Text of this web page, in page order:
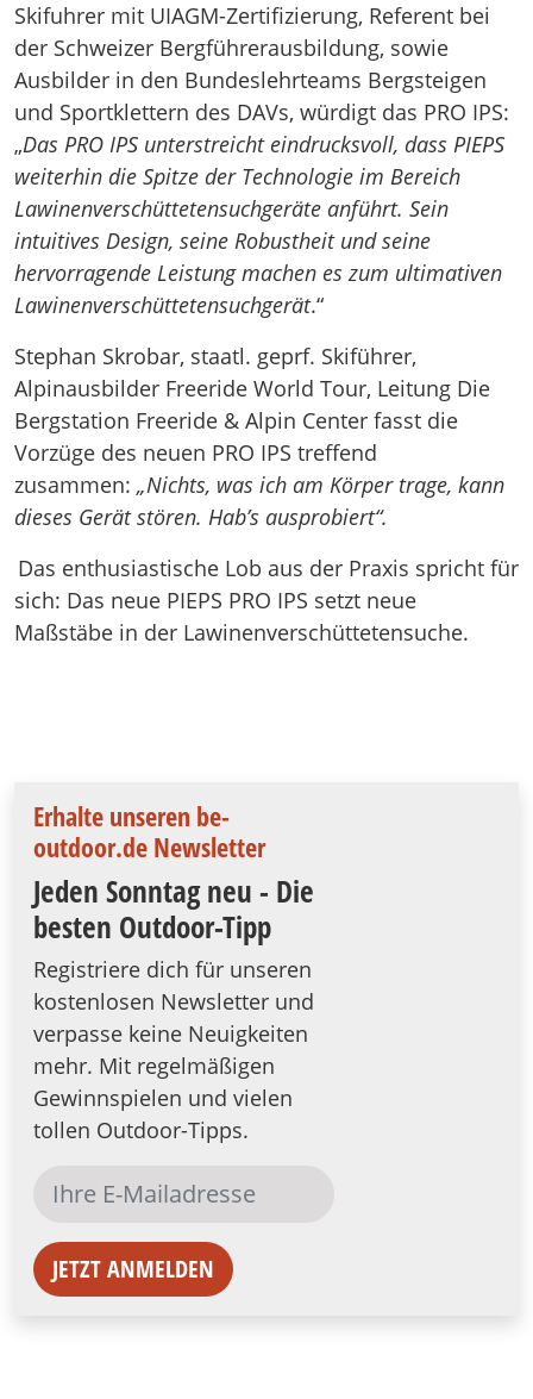
Skifuhrer mit UIAGM-Zertifizierung, Referent bei
der Schweizer Bergführerausbildung, sowie
Ausbilder in den Bundeslehrteams Bergsteigen
und Sportklettern des DAVs, würdigt das PRO IPS:
„Das PRO IPS unterstreicht eindrucksvoll, dass PIEPS
weiterhin die Spitze der Technologie im Bereich
Lawinenverschüttetensuchgeräte anführt. Sein
intuitives Design, seine Robustheit und seine
hervorragende Leistung machen es zum ultimativen
Lawinenverschüttetensuchgerät.“
Stephan Skrobar, staatl. geprf. Skiführer,
Alpinausbilder Freeride World Tour, Leitung Die
Bergstation Freeride & Alpin Center fasst die
Vorzüge des neuen PRO IPS treffend
zusammen: „Nichts, was ich am Körper trage, kann
dieses Gerät stören. Hab’s ausprobiert“.
Das enthusiastische Lob aus der Praxis spricht für
sich: Das neue PIEPS PRO IPS setzt neue
Maßstäbe in der Lawinenverschüttetensuche.
Erhalte unseren be-
outdoor.de Newsletter
Jeden Sonntag neu - Die
besten Outdoor-Tipp
Registriere dich für unseren
kostenlosen Newsletter und
verpasse keine Neuigkeiten
mehr. Mit regelmäßigen
Gewinnspielen und vielen
tollen Outdoor-Tipps.
JETZT ANMELDEN